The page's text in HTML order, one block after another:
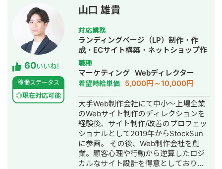
高のオウンドメディアを作ります。 ・
株式会社世界新聞
https://sekaishinbun.net/co/ ・世界新
聞 http://sekaishinbun.net ・著書 世界
一周できませんと思ってたらできちゃ
った（幻冬舎） ・実績 地方ウェブメデ
ィア（立ち上げ） サービス系オウンド
メディア（立ち上げ） 大手旅行会社
（タイアップ特集） 大手通信会社（タ
イアップ特集） 某観光協会（タイアッ
プ特集）
60いいね!
稼働ステータス
◎現在対応可能
山口 雄貴
対応業務
ランディングページ（LP）制作・作
成・ECサイト構築・ネットショップ作
成代行・SEO対策・ホームページ制
作・作成・リスティング広告運用代行
職種
マーケティング Webディレクター
希望時給単価 5,000円～10,000円
大手Web制作会社にて中小〜上場企業
のWebサイト制作のディレクションを
経験後、サイト制作/改善のプロフェッ
ショナルとして2019年からStockSun
に参画。 その後、Web制作会社を創
業。顧客心理や行動から逆算したロジ
カルなサイト設計を得意としており、